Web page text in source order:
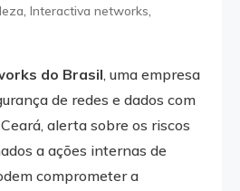
, Interactiva networks,
do Brasil, uma empresa
de redes e dados com
alerta sobre os riscos
a ações internas de
comprometer a